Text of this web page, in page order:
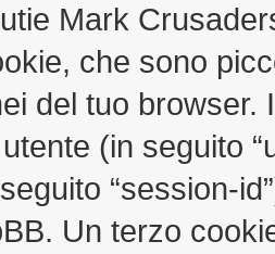
Mark
che sono
del tuo
(in seguito
“session-
Un terzo